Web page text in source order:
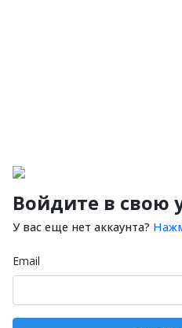
Войдите в свою
У вас еще нет аккаунта?
Email